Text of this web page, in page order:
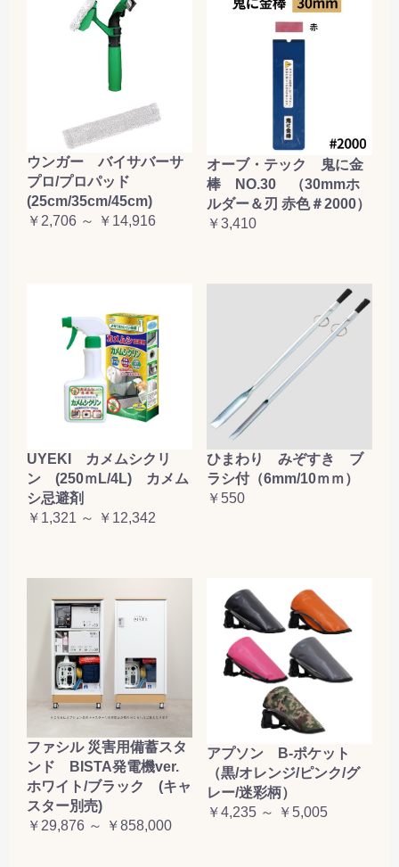
お買い物を続ける カートへ進む
ウンガー バイサバーサ
プロ/プロパッド
(25cm/35cm/45cm)
￥2,706 ～ ￥14,916
オーブ・テック 鬼に金
棒 NO.30 （30mmホ
ルダー＆刃 赤色＃2000）
￥3,410
UYEKI カメムシクリ
ン (250ｍL/4L) カメム
シ忌避剤
￥1,321 ～ ￥12,342
ひまわり みぞすき ブ
ラシ付（6mm/10ｍｍ）
￥550
ファシル 災害用備蓄スタ
ンド BISTA発電機ver.
ホワイト/ブラック (キャ
スター別売)
￥29,876 ～ ￥858,000
アプソン B-ポケット
（黒/オレンジ/ピンク/グ
レー/迷彩柄）
￥4,235 ～ ￥5,005